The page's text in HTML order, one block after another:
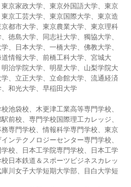
京家政大学、東京外国語大学、東京
京工芸大学、東京国際大学、東京造
都市大学、東京農業大学、東京理科
徳島大学、同志社大学、獨協大学、
、日本大学、一橋大学、佛教大学、
情報大学、前橋工科大学、宮城大
治学院大学、明星大学、山梨学院大
、立正大学、立命館大学、流通経済
和光大学、早稲田大学
池袋校、木更津工業高等専門学校、
前校、専門学校国際理工カレッジ、
専門学校、情報科学専門学校、東京
ンテクノロジーセンター専門学校、
校、日本工学院専門学校、日本工学
日本鉄道＆スポーツビジネスカレッ
川女子大学短期大学部、目白大学短